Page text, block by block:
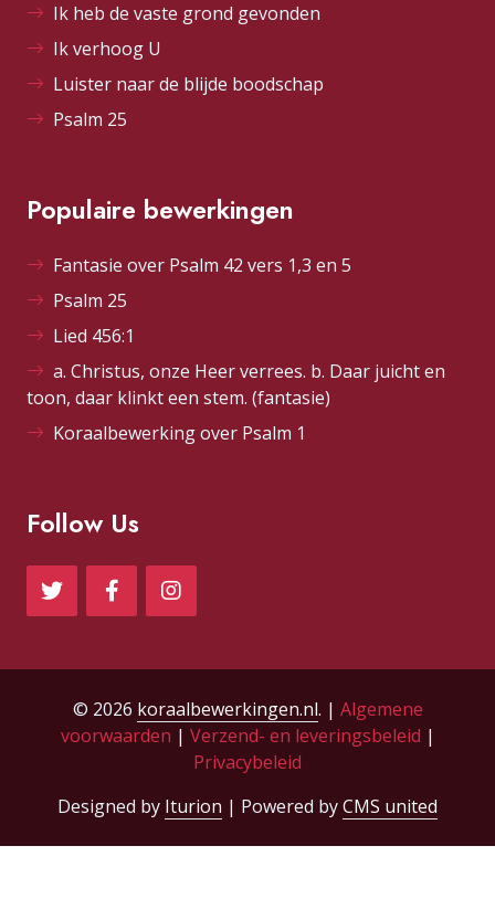
Ik heb de vaste grond gevonden
Ik verhoog U
Luister naar de blijde boodschap
Psalm 25
Populaire bewerkingen
Fantasie over Psalm 42 vers 1,3 en 5
Psalm 25
Lied 456:1
a. Christus, onze Heer verrees. b. Daar juicht en
toon, daar klinkt een stem. (fantasie)
Koraalbewerking over Psalm 1
Follow Us
© 2026 koraalbewerkingen.nl. | Algemene
voorwaarden | Verzend- en leveringsbeleid |
Privacybeleid
Designed by Iturion | Powered byCMS united